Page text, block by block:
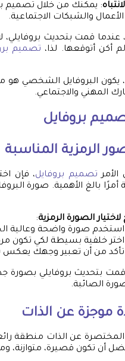
: يمكنك من خلال تصميم
والشبكات الاجتماعية.
قمت بتحديث
أتوقعها. لذا، تصميم
يكون البروفايل الشخصي هو
المهني والاجتماعي.
بروفايل
الرمزية المناسبة
الأمر تصميم بروفايل، فإن
أمرًا بالغ الأهمية. صورة
الصورة الرمزية:
استخدم صورة واضحة وعالية
اختر خلفية بسيطة لكي تكون مركز
تأكد من أن تعبير وجهك يعكس
قمت بتحديث بروفايلي بصورة
الصائبة.
موجزة عن الذات
المختصرة عن الذات منطقة
أن تكون قصيرة، متوازنة،